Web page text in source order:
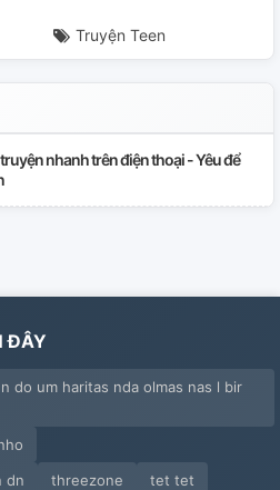
Truyện Teen
nhanh trên điện thoại - Yêu để
ĐÂY
do um haritas nda olmas nas l bir
dn
threezone tet tet